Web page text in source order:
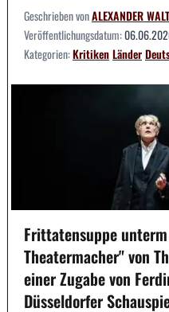
Geschrieben vonALEXANDER
Veröffentlichungsdatum:
Kategorien:KritikenLänder
Frittatensuppe
Theatermacher" von
einer Zugabe von
Düsseldorfer